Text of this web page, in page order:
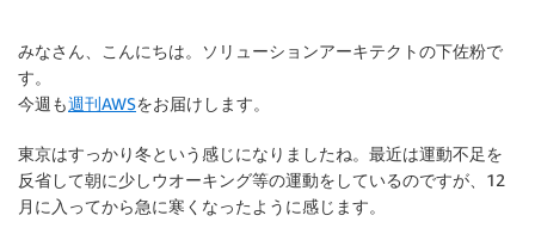
みなさん、こんにちは。ソリューションアーキテクトの下佐粉で
す。
今週も週刊AWSをお届けします。
東京はすっかり冬という感じになりましたね。最近は運動不足を
反省して朝に少しウオーキング等の運動をしているのですが、12
月に入ってから急に寒くなったように感じます。